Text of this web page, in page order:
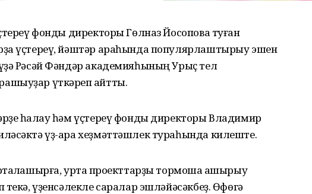
фонды директоры Гөлназ Йосопова туған
үҫтереү, йәштәр араһында популярлаштырыу эшен
Рәсәй Фәндәр академияһының Урыҫ тел
үткәреп ҡайтты.
һаҡлау һәм үҫтереү фонды директоры Владимир
үҙ-ара хеҙмәттәшлек тураһында килеште.
уртаҡ проекттарҙы тормошҡа ашырыу
үҙенсәлекле саралар эшләйәсәкбеҙ. Өфөгә